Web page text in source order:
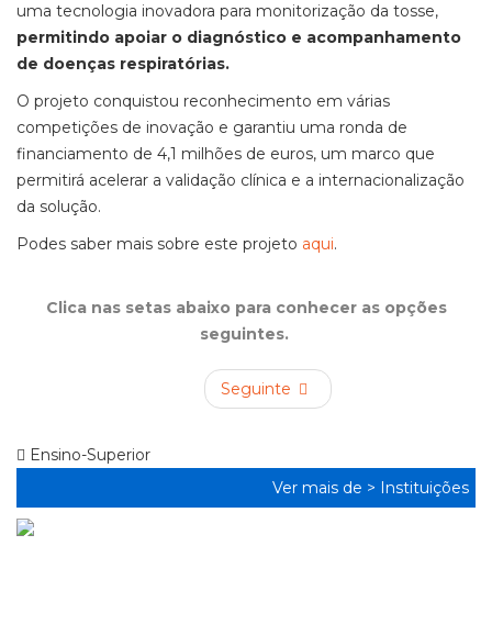
uma tecnologia inovadora para monitorização da tosse,
permitindo apoiar o diagnóstico e acompanhamento
de doenças respiratórias.
O projeto conquistou reconhecimento em várias
competições de inovação e garantiu uma ronda de
financiamento de 4,1 milhões de euros, um marco que
permitirá acelerar a validação clínica e a internacionalização
da solução.
Podes saber mais sobre este projeto aqui.
Clica nas setas abaixo para conhecer as opções
seguintes.
Seguinte
Ensino-Superior
Ver mais de > Instituições